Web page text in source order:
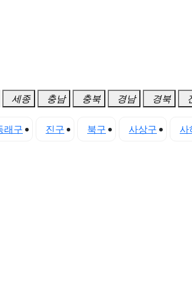
세종 충남 충북 경남 경북
래구 진구 북구 사상구 사